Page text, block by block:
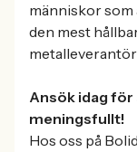
människor som
den mest
Ansök idag
meningsfullt!
Hos oss på